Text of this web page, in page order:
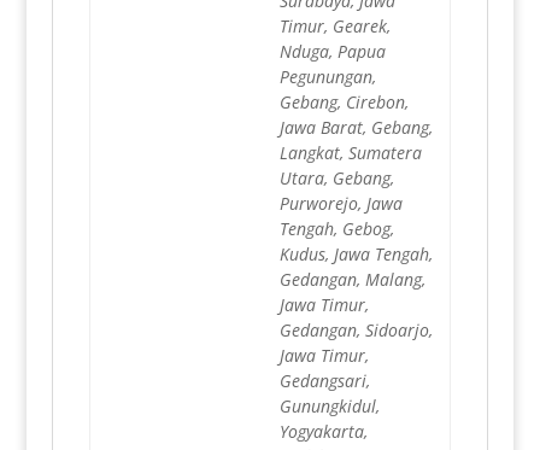
Timur, Gearek,
Nduga, Papua
Pegunungan,
Gebang, Cirebon,
Jawa Barat, Gebang,
Langkat, Sumatera
Utara, Gebang,
Purworejo, Jawa
Tengah, Gebog,
Kudus, Jawa Tengah,
Gedangan, Malang,
Jawa Timur,
Gedangan, Sidoarjo,
Jawa Timur,
Gedangsari,
Gunungkidul,
Yogyakarta,